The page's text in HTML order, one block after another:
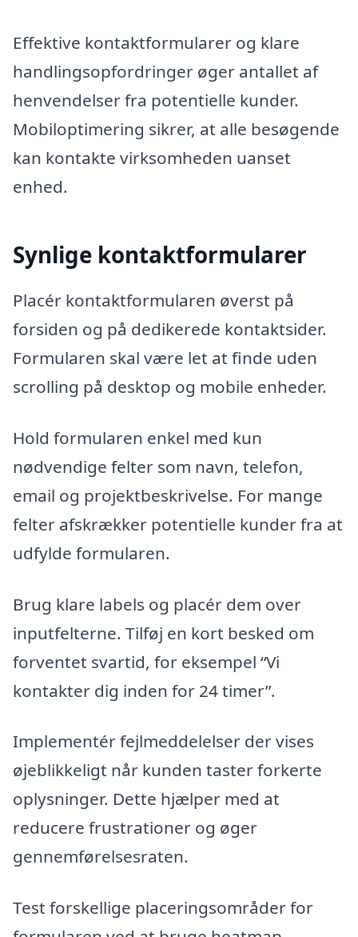
Effektive kontaktformularer og klare
handlingsopfordringer øger antallet af
henvendelser fra potentielle kunder.
Mobiloptimering sikrer, at alle besøgende
kan kontakte virksomheden uanset
enhed.
Synlige kontaktformularer
Placér kontaktformularen øverst på
forsiden og på dedikerede kontaktsider.
Formularen skal være let at finde uden
scrolling på desktop og mobile enheder.
Hold formularen enkel med kun
nødvendige felter som navn, telefon,
email og projektbeskrivelse. For mange
felter afskrækker potentielle kunder fra at
udfylde formularen.
Brug klare labels og placér dem over
inputfelterne. Tilføj en kort besked om
forventet svartid, for eksempel “Vi
kontakter dig inden for 24 timer”.
Implementér fejlmeddelelser der vises
øjeblikkeligt når kunden taster forkerte
oplysninger. Dette hjælper med at
reducere frustrationer og øger
gennemførelsesraten.
Test forskellige placeringsområder for